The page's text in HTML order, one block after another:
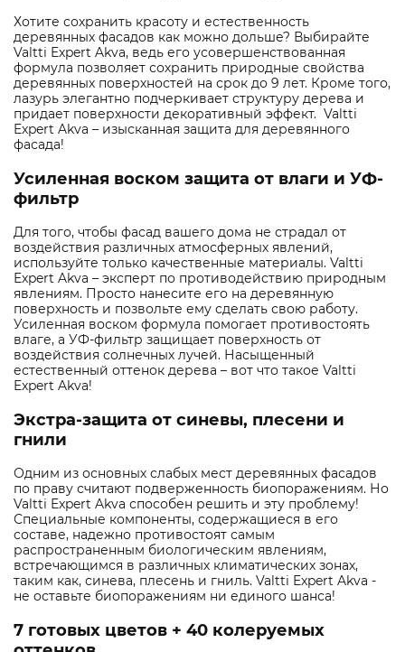
Хотите сохранить красоту и естественность
деревянных фасадов как можно дольше? Выбирайте
Valtti Expert Akva, ведь его усовершенствованная
формула позволяет сохранить природные свойства
деревянных поверхностей на срок до 9 лет. Кроме того,
лазурь элегантно подчеркивает структуру дерева и
придает поверхности декоративный эффект. Valtti
Expert Akva – изысканная защита для деревянного
фасада!
Усиленная воском защита от влаги и УФ-
фильтр
Для того, чтобы фасад вашего дома не страдал от
воздействия различных атмосферных явлений,
используйте только качественные материалы. Valtti
Expert Akva – эксперт по противодействию природным
явлениям. Просто нанесите его на деревянную
поверхность и позвольте ему сделать свою работу.
Усиленная воском формула помогает противостоять
влаге, а УФ-фильтр защищает поверхность от
воздействия солнечных лучей. Насыщенный
естественный оттенок дерева – вот что такое Valtti
Expert Akva!
Экстра-защита от синевы, плесени и
гнили
Одним из основных слабых мест деревянных фасадов
по праву считают подверженность биопоражениям. Но
Valtti Expert Akva способен решить и эту проблему!
Специальные компоненты, содержащиеся в его
составе, надежно противостоят самым
распространенным биологическим явлениям,
встречающимся в различных климатических зонах,
таким как, синева, плесень и гниль. Valtti Expert Akva -
не оставьте биопоражениям ни единого шанса!
7 готовых цветов + 40 колеруемых